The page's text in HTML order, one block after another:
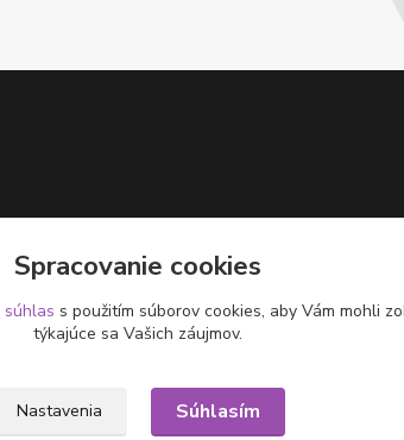
Spracovanie cookies
súhlas s použitím súborov cookies, aby Vám mohli
týkajúce sa Vašich záujmov.
Nastavenia Súhlasím